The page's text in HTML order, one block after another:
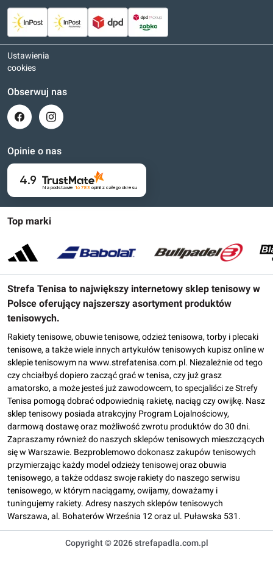
Top marki
Strefa Tenisa to największy internetowy sklep tenisowy w
Polsce oferujący najszerszy asortyment produktów
tenisowych.
Rakiety tenisowe, obuwie tenisowe, odzież tenisowa, torby i plecaki
tenisowe, a także wiele innych artykułów tenisowych kupisz online w
sklepie tenisowym na www.strefatenisa.com.pl. Niezależnie od tego
czy chciałbyś dopiero zacząć grać w tenisa, czy już grasz
amatorsko, a może jesteś już zawodowcem, to specjaliści ze Strefy
Tenisa pomogą dobrać odpowiednią rakietę, naciąg czy owijkę. Nasz
sklep tenisowy posiada atrakcyjny Program Lojalnościowy,
darmową dostawę oraz możliwość zwrotu produktów do 30 dni.
Zapraszamy również do naszych sklepów tenisowych mieszczących
się w Warszawie. Bezproblemowo dokonasz zakupów tenisowych
przymierzając każdy model odzieży tenisowej oraz obuwia
tenisowego, a także oddasz swoje rakiety do naszego serwisu
tenisowego, w którym naciągamy, owijamy, doważamy i
tuningujemy rakiety. Adresy naszych sklepów tenisowych
Warszawa, al. Bohaterów Września 12 oraz ul. Puławska 531.
Ustawienia
cookies
Obserwuj nas
Opinie o nas
4.9
Na podstawie 16 783 opinii z całego okresu
Copyright © 2026 strefapadla.com.pl